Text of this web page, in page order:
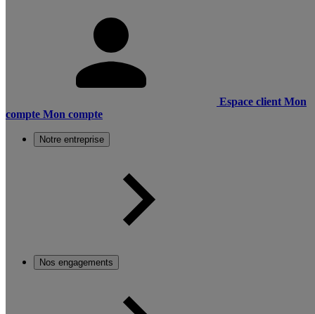
Espace client Mon
compte Mon compte
Notre entreprise
Nos engagements